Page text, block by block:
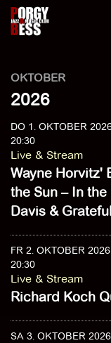
OKTOBER
2026
DO 1. OKTOBER
20:30
Live & Stream
Wayne Horvitz'
the Sun – In
Davis &
FR 2. OKTOBER 2026
20:30
Live & Stream
Richard Koch
SA 3. OKTOBER 2026